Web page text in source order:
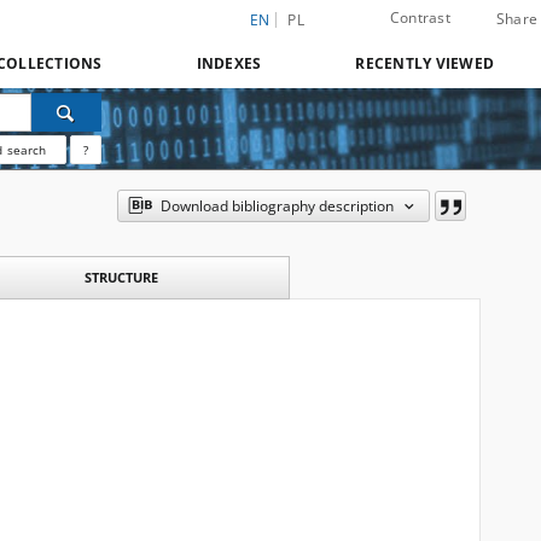
EN PL Contrast Share
INDEXES RECENTLY VIEWED
search ?
Download bibliography description
STRUCTURE